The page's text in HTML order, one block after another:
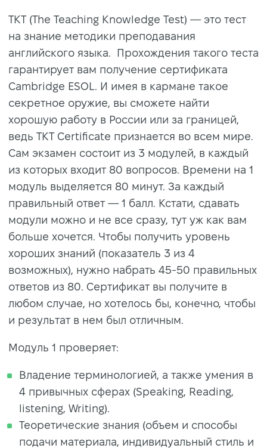
ТКТ (The Teaching Knowledge Test) — это тест
на знание методики преподавания
английского языка. Прохождения такого теста
гарантирует вам получение сертификата
Cambridge ESOL. И имея в кармане такое
секретное оружие, вы сможете найти
хорошую работу в России или за границей,
ведь ТКТ Certificate признается во всем мире.
Сам экзамен состоит из 3 модулей, в каждый
из которых входит 80 вопросов. Времени на 1
модуль выделяется 80 минут. За каждый
правильный ответ — 1 балл. Кстати, сдавать
модули можно и не все сразу, тут уж как вам
больше хочется. Чтобы получить уровень
хороших знаний (показатель 3 из 4
возможных), нужно набрать 45-50 правильных
ответов из 80. Сертификат вы получите в
любом случае, но хотелось бы, конечно, чтобы
и результат в нем был отличным.
Модуль 1 проверяет:
Владение терминологией, а также умения в
4 привычных сферах (Speaking, Reading,
listening, Writing).
Теоретические знания (объем и способы
подачи материала, индивидуальный стиль и